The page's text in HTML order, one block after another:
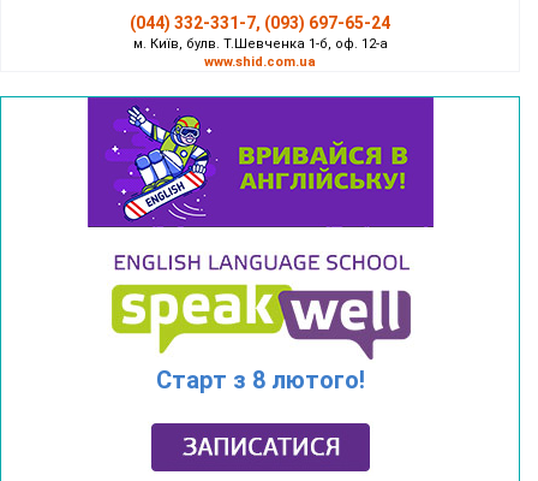
(044) 332-331-7, (093) 697-65-24
м. Київ, булв. Т.Шевченка 1-б, оф. 12-а
www.shid.com.ua
Старт з 8 лютого!